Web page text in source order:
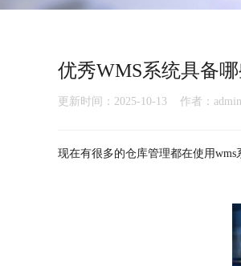
优秀WMS系统具备
更新时间：2025-10-13 作者：
现在有很多的仓库管理都在使用